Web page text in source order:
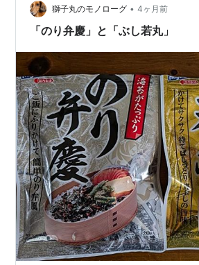
製品
シーチキン
など
獅子丸のモノローグ • 4ヶ月前
「のり弁慶」と「ぶし若丸」